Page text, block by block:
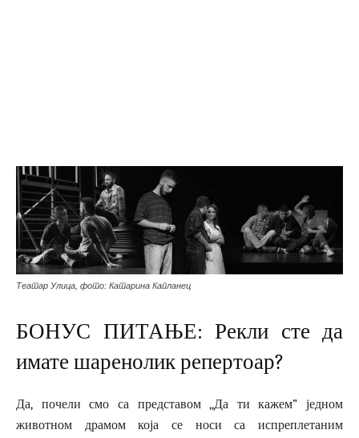
Театар Улица, фото: Катарина Капланец
БОНУС ПИТАЊЕ: Рекли сте да
имате шаренолик репертоар?
Да, почели смо са представом ,,Да ти кажем” једном
животном драмом која се носи са испреплетаним